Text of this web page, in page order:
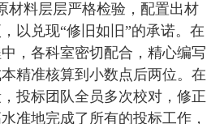
材料层层严格检验，配置出材
以兑现“修旧如旧”的承诺。在
，各科室密切配合，精心编写
精准核算到小数点后两位。在
投标团队全员多次校对，修正
准地完成了所有的投标工作，